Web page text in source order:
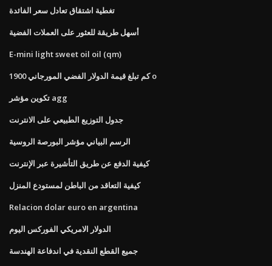
تغطية اشتقاق تعادل سعر الفائدة
أسهل طريقة للعثور على العملات الفضية
E-mini light sweet oil oil (qm)
كم تبلغ قيمة الدولار الفضي المورجاني 1900 o
تكوين مؤشر agg
جدول التوزيع الطبيعي على الانترنت
الرسم البياني مؤشر البورصة الروسية
كيفية الدفع عن طريق التأشيرة عبر الإنترنت
كيفية التعاقد من الباطن لمستودع المنزل
Relacion dolar euro en argentina
الدولار الامريكي الفوركس اليوم
جميع القطع النقدية في اندفاعة الهندسة